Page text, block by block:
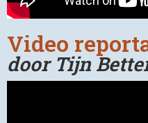
Video
door Tijn